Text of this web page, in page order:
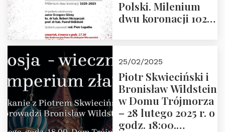
Polski. Milenium
dwu koronacji 1025-
2025 r. godz. 17:30,
DAW ul. Miodowa
17/19
25/02/2025
Piotr Skwieciński i
Bronisław Wildstein
w Domu Trójmorza
– 28 lutego 2025 r. o
godz. 18:00.